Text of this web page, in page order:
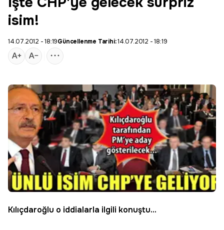
isim!
14.07.2012 - 18:19Güncellenme Tarihi:14.07.2012 - 18:19
Kılıçdaroğlu o iddialarla ilgili konuştu...